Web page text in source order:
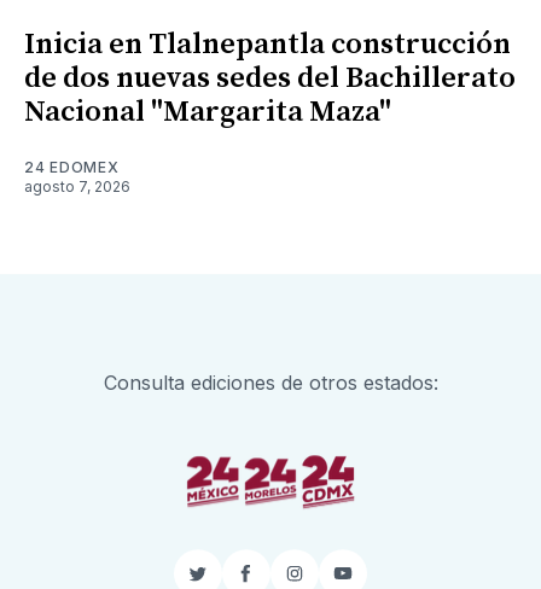
Inicia en Tlalnepantla construcción
de dos nuevas sedes del Bachillerato
Nacional "Margarita Maza"
24 EDOMEX
agosto 7, 2026
Consulta ediciones de otros estados:
TwitterFacebook
InstagramYouTube